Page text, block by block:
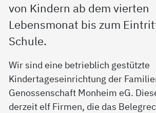
von Kindern ab dem vierten
Lebensmonat bis zum
Schule.
Wir sind eine betrieblich gestützte
Kindertageseinrichtung der
Genossenschaft Monheim eG.
derzeit elf Firmen, die das